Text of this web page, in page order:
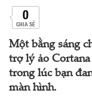
0
CHIA SẺ
Một bằng sáng
trợ lý ảo
trong lúc bạn
màn hình.